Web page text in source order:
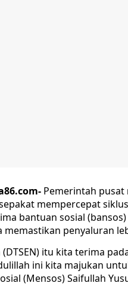
Pemerintah pusat
mempercepat
bantuan sosial
memastikan penyaluran
(DTSEN) itu kita terima
ini kita majukan
(Mensos) Saifullah